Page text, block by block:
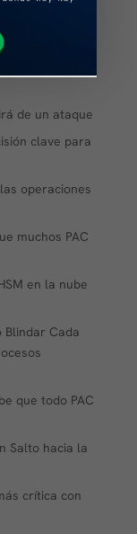
de un ataque
clave para
operaciones
muchos PAC
en la nube
Blindar Cada
que todo PAC
Salto hacia la
crítica con